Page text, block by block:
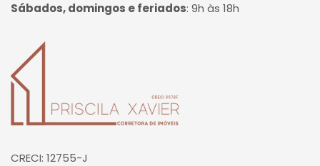
Sábados, domingos e feriados: 9h às 18h
Página inicial
CRECI: 12755-J